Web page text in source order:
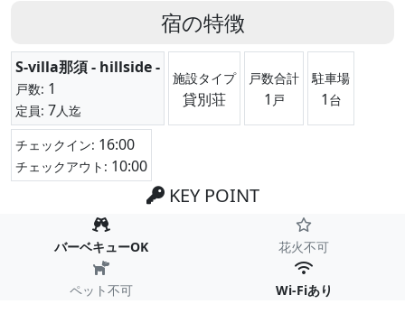
宿の特徴
S-villa那須 - hillside -
戸数: 1
定員: 7人迄
施設タイプ
貸別荘
戸数合計
1 戸
駐車場
1 台
チェックイン: 16:00
チェックアウト: 10:00
KEY POINT
バーベキューOK 花火不可
ペット不可 Wi-Fiあり